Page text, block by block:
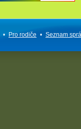
• Pro rodiče • Seznam